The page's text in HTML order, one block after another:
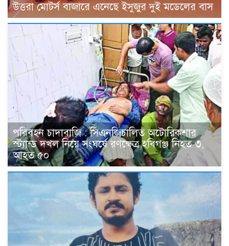
উত্তরা মোটর্স বাজারে এনেছে ইসুজুর দুই মডেলের বাস
পরিবহন চাদাবাজি : সিএনজিচালিত অটোরিকশার
স্ট্যান্ড দখল নিয়ে সংঘর্ষে রণক্ষেত্র হবিগঞ্জ নিহত ৩,
আহত ৫০